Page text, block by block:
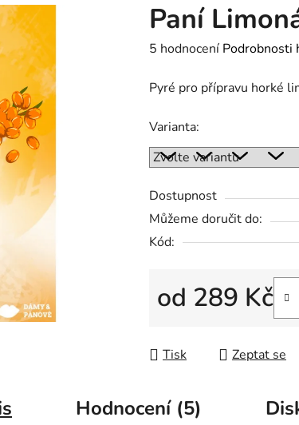
Paní
Průměrné
produktu
5,0
z
hvězdiček.
5 hodnocení Podrobnosti
Pyré pro přípravu horké
Varianta:
Dostupnost
Můžeme doručit do:
Kód:
od 289 Kč
Tisk Zeptat se
Hodnocení (5)